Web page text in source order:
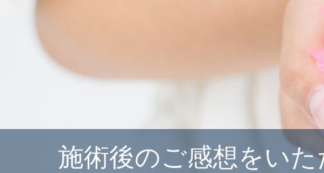
施術後のご感想をい